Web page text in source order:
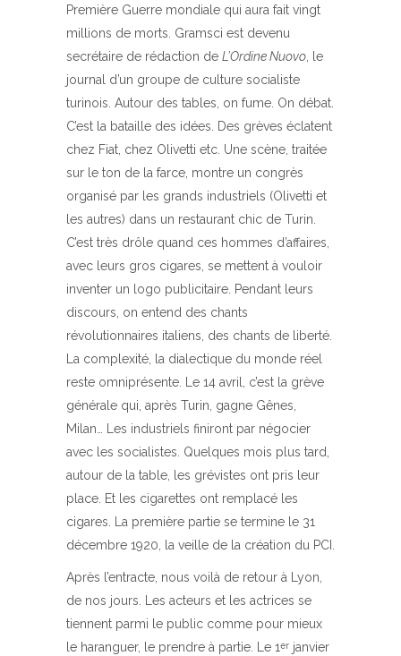
Première Guerre mondiale qui aura fait vingt
millions de morts. Gramsci est devenu
secrétaire de rédaction de L’Ordine Nuovo , le
journal d’un groupe de culture socialiste
turinois. Autour des tables, on fume. On débat.
C’est la bataille des idées. Des grèves éclatent
chez Fiat, chez Olivetti etc. Une scène, traitée
sur le ton de la farce, montre un congrès
organisé par les grands industriels (Olivetti et
les autres) dans un restaurant chic de Turin.
C’est très drôle quand ces hommes d’affaires,
avec leurs gros cigares, se mettent à vouloir
inventer un logo publicitaire. Pendant leurs
discours, on entend des chants
révolutionnaires italiens, des chants de liberté.
La complexité, la dialectique du monde réel
reste omniprésente. Le 14 avril, c’est la grève
générale qui, après Turin, gagne Gênes,
Milan… Les industriels finiront par négocier
avec les socialistes. Quelques mois plus tard,
autour de la table, les grévistes ont pris leur
place. Et les cigarettes ont remplacé les
cigares. La première partie se termine le 31
décembre 1920, la veille de la création du PCI.
Après l’entracte, nous voilà de retour à Lyon,
de nos jours. Les acteurs et les actrices se
tiennent parmi le public comme pour mieux
le haranguer, le prendre à partie. Le 1er janvier